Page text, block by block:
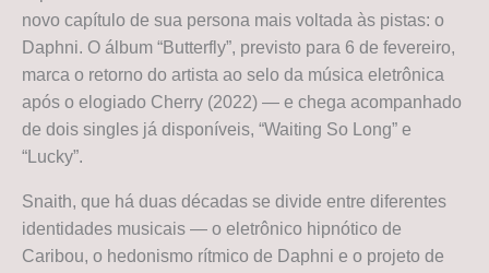
novo capítulo de sua persona mais voltada às pistas: o
Daphni. O álbum “Butterfly”, previsto para 6 de fevereiro,
marca o retorno do artista ao selo da música eletrônica
após o elogiado Cherry (2022) — e chega acompanhado
de dois singles já disponíveis, “Waiting So Long” e
“Lucky”.
Snaith, que há duas décadas se divide entre diferentes
identidades musicais — o eletrônico hipnótico de
Caribou, o hedonismo rítmico de Daphni e o projeto de